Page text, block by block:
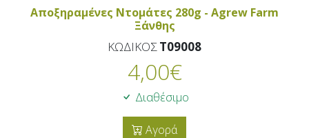
Αποξηραμένες Ντομάτες 280g - Agrew Farm
Ξάνθης
ΚΩΔΙΚΟΣT09008
4,00€
Διαθέσιμο
Αγορά